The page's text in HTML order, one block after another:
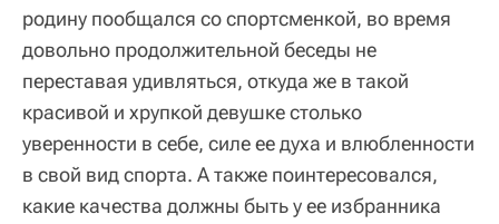
родину пообщался со спортсменкой, во время
довольно продолжительной беседы не
переставая удивляться, откуда же в такой
красивой и хрупкой девушке столько
уверенности в себе, силе ее духа и влюбленности
в свой вид спорта. А также поинтересовался,
какие качества должны быть у ее избранника